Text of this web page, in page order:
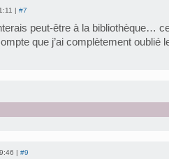
| #7
peut-être à la bibliothèque…
que j’ai complètement oublié
| #9